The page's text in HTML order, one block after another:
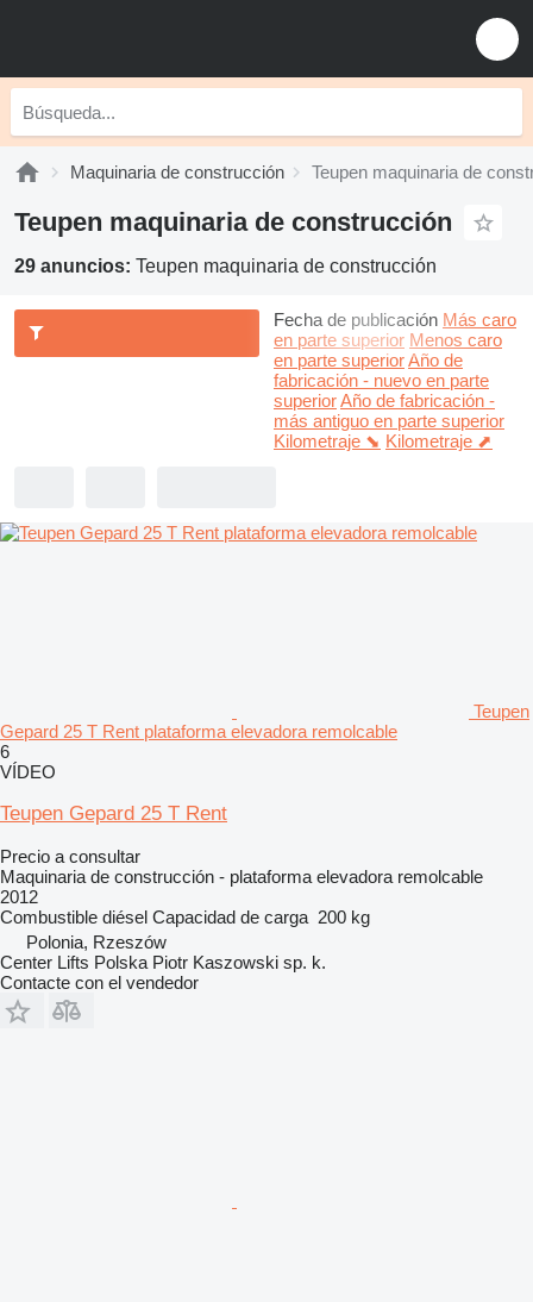
Maquinaria de construcción Teupen maquinaria de
Teupen maquinaria de construcción
29 anuncios: Teupen maquinaria de construcción
Fecha de publicación Más caro
en parte superior Menos caro
en parte superiorAño de
fabricación - nuevo en parte
superiorAño de fabricación -
más antiguo en parte superior
Kilometraje ⬊ Kilometraje ⬈
Teupen
Gepard 25 T Rent plataforma elevadora remolcable
6
VÍDEO
Teupen Gepard 25 T Rent
Precio a consultar
Maquinaria de construcción - plataforma elevadora remolcable
2012
Combustible diésel Capacidad de carga 200 kg
Polonia, Rzeszów
Center Lifts Polska Piotr Kaszowski sp. k.
Contacte con el vendedor